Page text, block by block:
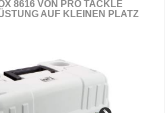
8616 VON PRO TACKLE
AUF KLEINEN PLATZ